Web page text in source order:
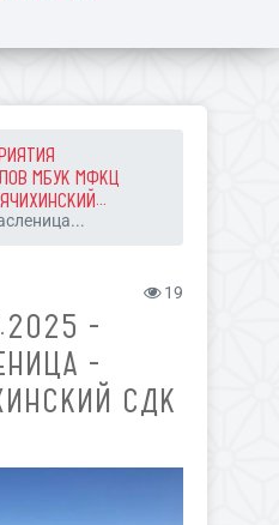
МБУК МФКЦ
19
-
-
СДК